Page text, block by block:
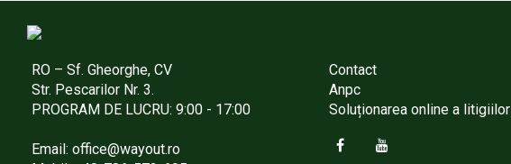
RO – Sf. Gheorghe, CV
Str. Pescarilor Nr. 3.
PROGRAM DE LUCRU: 9:00 - 17:00
Email: office@wayout.ro
Contact
Anpc
Soluționarea online a litigiilor